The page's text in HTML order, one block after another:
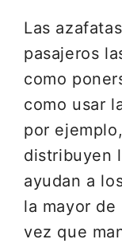
Las
pasajeros
como
como usar
por
distribuyen
ayudan a
la mayor
vez que